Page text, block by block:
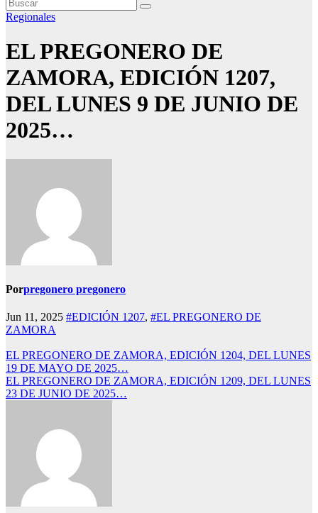
Regionales
EL PREGONERO DE
ZAMORA, EDICIÓN 1207,
DEL LUNES 9 DE JUNIO DE
2025…
Porpregonero pregonero
Jun 11, 2025 #EDICIÓN 1207, #EL PREGONERO DE
ZAMORA
Navegación
de
entradas
EL PREGONERO DE ZAMORA, EDICIÓN 1204, DEL LUNES
19 DE MAYO DE 2025…
EL PREGONERO DE ZAMORA, EDICIÓN 1209, DEL LUNES
23 DE JUNIO DE 2025…